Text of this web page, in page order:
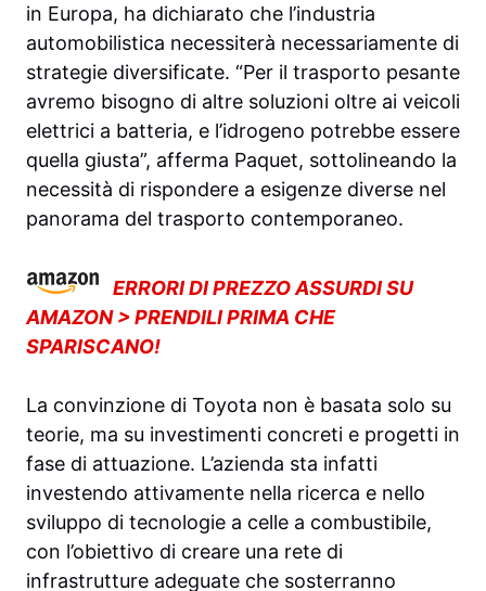
in Europa, ha dichiarato che l’industria
automobilistica necessiterà necessariamente di
strategie diversificate. “Per il trasporto pesante
avremo bisogno di altre soluzioni oltre ai veicoli
elettrici a batteria, e l’idrogeno potrebbe essere
quella giusta”, afferma Paquet, sottolineando la
necessità di rispondere a esigenze diverse nel
panorama del trasporto contemporaneo.
ERRORI DI PREZZO ASSURDI SU
AMAZON > PRENDILI PRIMA CHE
SPARISCANO!
La convinzione di Toyota non è basata solo su
teorie, ma su investimenti concreti e progetti in
fase di attuazione. L’azienda sta infatti
investendo attivamente nella ricerca e nello
sviluppo di tecnologie a celle a combustibile,
con l’obiettivo di creare una rete di
infrastrutture adeguate che sosterranno